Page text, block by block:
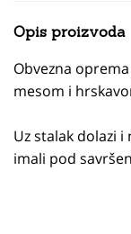
Opis proizvoda
Obvezna
mesom i
Uz stalak dolazi
imali pod